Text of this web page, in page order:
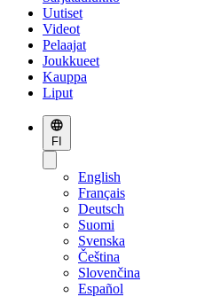
Uutiset
Videot
Pelaajat
Joukkueet
Kauppa
Liput
FI
English
Français
Deutsch
Suomi
Svenska
Čeština
Slovenčina
Español